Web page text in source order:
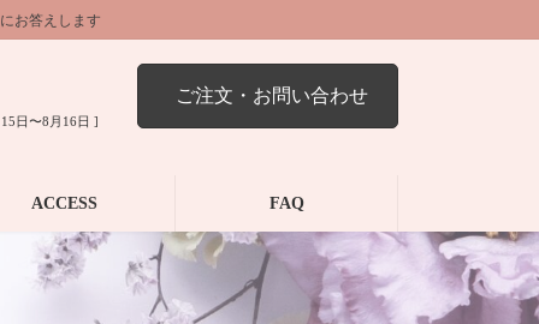
お答えします
日〜8月16日 ]
ご注文・お問い合わせ
ACCESS FAQ